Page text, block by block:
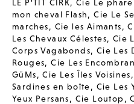
LE P'TIT CIRK,Cie Le
mon cheval Flash,Cie Le
marches, Cie les Aimants,
Les Chevaux Célestes, Cie
Corps Vagabonds, Cie Les
Rouges,Cie Les
GüMs,Cie Les Îles Voisines,
Sardines en boîte, Cie Les
Yeux Persans, Cie Loutop ,